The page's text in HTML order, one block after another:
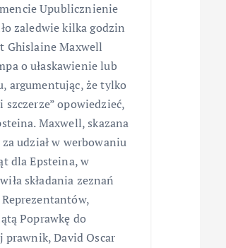
Upublicznienie
zaledwie kilka godzin
Ghislaine Maxwell
o ułaskawienie lub
argumentując, że tylko
szczerze” opowiedzieć,
Maxwell, skazana
udział w werbowaniu
dla Epsteina, w
składania zeznań
Poprawkę do
prawnik, David Oscar